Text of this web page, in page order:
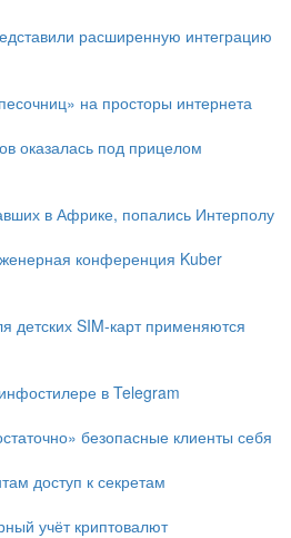
расширенную интеграцию
на просторы интернета
оказалась под прицелом
в Африке, попались Интерполу
конференция Kuber
SIM-карт применяются
в Telegram
безопасные клиенты себя
доступ к секретам
учёт криптовалют